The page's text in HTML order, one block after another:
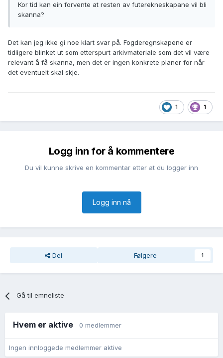
Kor tid kan ein forvente at resten av futerekneskapane vil bli
skanna?
Det kan jeg ikke gi noe klart svar på. Fogderegnskapene er
tidligere blinket ut som etterspurt arkivmateriale som det vil være
relevant å få skanna, men det er ingen konkrete planer for når
det eventuelt skal skje.
1 1
Logg inn for å kommentere
Du vil kunne skrive en kommentar etter at du logger inn
Logg inn nå
Del Følgere 1
Gå til emneliste
Hvem er aktive 0 medlemmer
Ingen innloggede medlemmer aktive